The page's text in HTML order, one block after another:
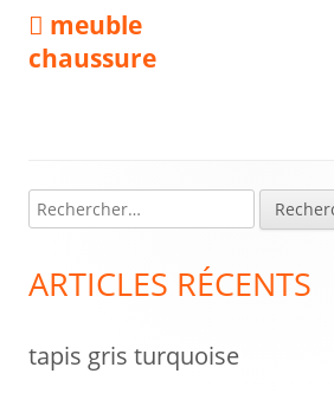
Navigation
de
Previous
article:
meuble
chaussure
Colonne
latérale
e
h
r
ARTICLES RÉCENTS
tapis gris turquoise